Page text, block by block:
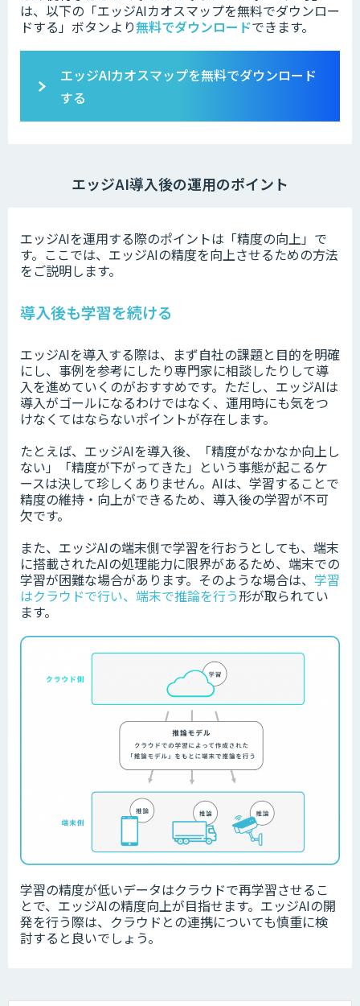
は、以下の「エッジAIカオスマップを無料でダウンロー
ドする」ボタンより無料でダウンロードできます。
エッジAIカオスマップを無料でダウンロード
する
エッジAI導入後の運用のポイント
エッジAIを運用する際のポイントは「精度の向上」で
す。ここでは、エッジAIの精度を向上させるための方法
をご説明します。
導入後も学習を続ける
エッジAIを導入する際は、まず自社の課題と目的を明確
にし、事例を参考にしたり専門家に相談したりして導
入を進めていくのがおすすめです。ただし、エッジAIは
導入がゴールになるわけではなく、運用時にも気をつ
けなくてはならないポイントが存在します。
たとえば、エッジAIを導入後、「精度がなかなか向上し
ない」「精度が下がってきた」という事態が起こるケ
ースは決して珍しくありません。AIは、学習することで
精度の維持・向上ができるため、導入後の学習が不可
欠です。
また、エッジAIの端末側で学習を行おうとしても、端末
に搭載されたAIの処理能力に限界があるため、端末での
学習が困難な場合があります。そのような場合は、 学習
はクラウドで行い、端末で推論を行う形が取られてい
ます。
学習の精度が低いデータはクラウドで再学習させるこ
とで、エッジAIの精度向上が目指せます。エッジAIの開
発を行う際は、クラウドとの連携についても慎重に検
討すると良いでしょう。